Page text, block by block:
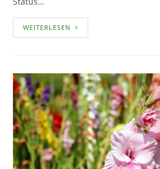
WEITERLESEN DAHLIEN
–